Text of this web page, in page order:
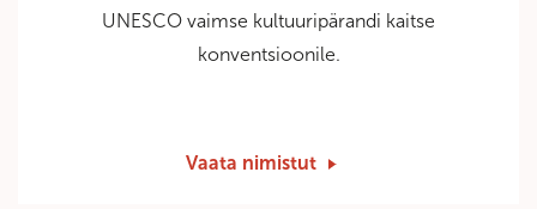
UNESCO vaimse kultuuripärandi kaitse
konventsioonile.
Vaata nimistut